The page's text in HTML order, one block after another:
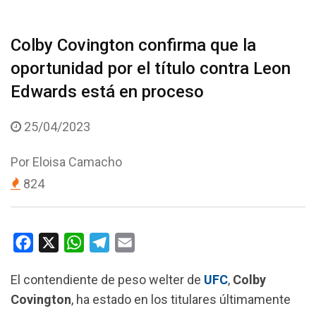
Colby Covington confirma que la
oportunidad por el título contra Leon
Edwards está en proceso
25/04/2023
Por Eloisa Camacho
824
c
e
W
a
t
l
e
a
i
El contendiente de peso welter de UFC, Colby
Covington, ha estado en los titulares últimamente